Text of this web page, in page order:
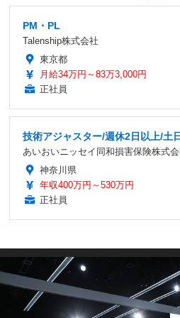
PM・PL
Talenship株式会社
東京都
月給34万円～83万3,000円
正社員
技術アジャスター/週休2日以上/土
あいおいニッセイ同和損害保険株式
神奈川県
年収400万円～530万円
正社員